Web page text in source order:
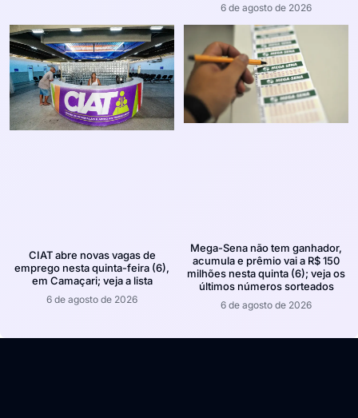
6 de agosto de 2026
CIAT abre novas vagas de
emprego nesta quinta-feira (6),
em Camaçari; veja a lista
6 de agosto de 2026
Mega-Sena não tem ganhador,
acumula e prêmio vai a R$ 150
milhões nesta quinta (6); veja os
últimos números sorteados
6 de agosto de 2026